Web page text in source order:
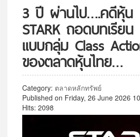
3 ปี ผ่านไป….คดีหุ้น
STARK ถอดบทเรีย
แบบกลุ่ม Class
ของตลาดหุ้นไทย…
Category: ตลาดหลักทรัพย์
Published on Friday, 26 June 2026
Hits: 2098